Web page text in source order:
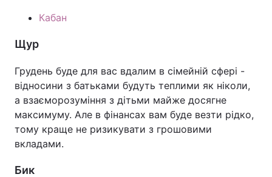
Кабан
Щур
Грудень буде для вас вдалим в сімейній сфері -
відносини з батьками будуть теплими як ніколи,
а взаєморозуміння з дітьми майже досягне
максимуму. Але в фінансах вам буде везти рідко,
тому краще не ризикувати з грошовими
вкладами.
Бик